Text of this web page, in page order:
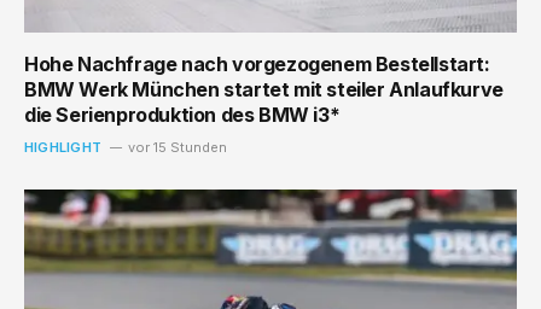
Hohe Nachfrage nach vorgezogenem Bestellstart:
BMW Werk München startet mit steiler Anlaufkurve
die Serienproduktion des BMW i3*
HIGHLIGHT vor 15 Stunden